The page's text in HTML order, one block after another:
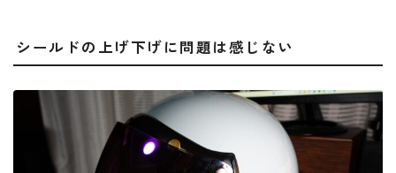
シールドの上げ下げに問題は感じない